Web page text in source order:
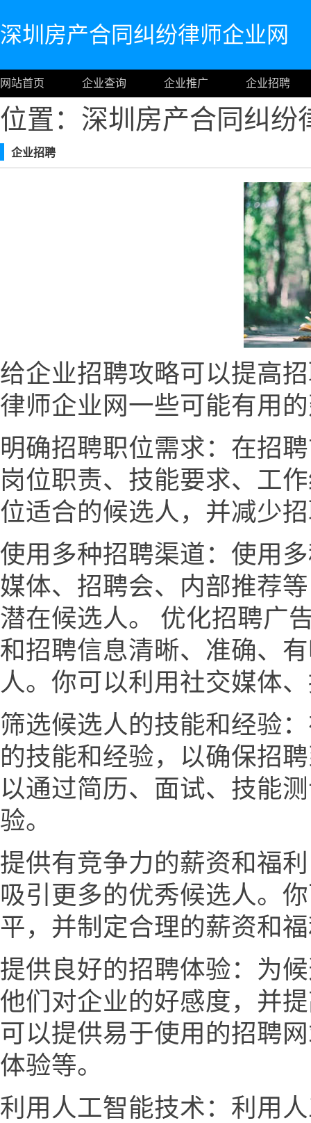
深圳房产合同纠纷律师企业网
网站首页 企业查询 企业推广 企业招聘
位置：深圳房产合同纠
企业招聘
给企业招聘攻略可以提高
律师企业网一些可能有用
明确招聘职位需求：在招
岗位职责、技能要求、工
位适合的候选人，并减少
使用多种招聘渠道：使用
媒体、招聘会、内部推荐
潜在候选人。 优化招聘广
和招聘信息清晰、准确、
人。你可以利用社交媒体
筛选候选人的技能和经验
的技能和经验，以确保招
以通过简历、面试、技能
验。
提供有竞争力的薪资和福
吸引更多的优秀候选人。
平，并制定合理的薪资和
提供良好的招聘体验：为
他们对企业的好感度，并
可以提供易于使用的招聘
体验等。
利用人工智能技术：利用